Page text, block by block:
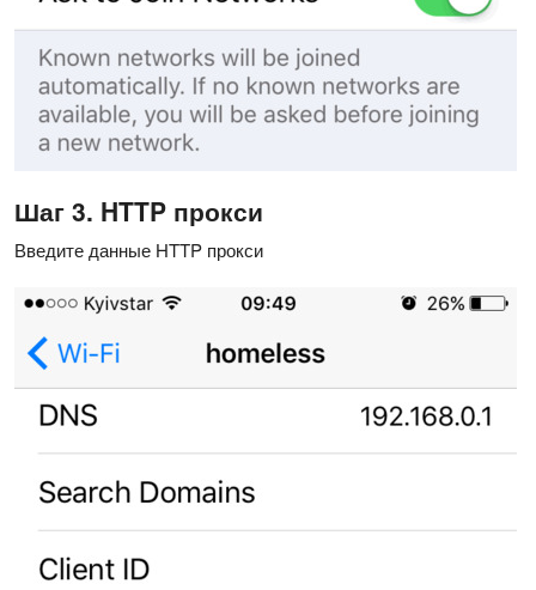
Шаг 3. HTTP прокси
Введите данные HTTP прокси